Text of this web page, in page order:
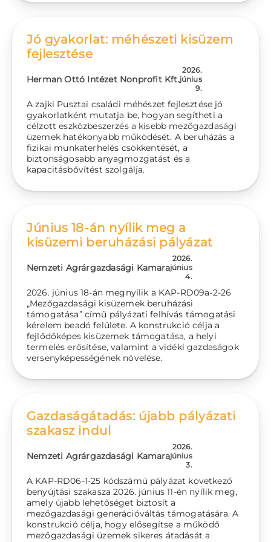
Jó gyakorlat: méhészeti kisüzem
fejlesztése
Herman Ottó Intézet Nonprofit Kft.
2026.
június
9.
A zajki Pusztai családi méhészet fejlesztése jó
gyakorlatként mutatja be, hogyan segítheti a
célzott eszközbeszerzés a kisebb mezőgazdasági
üzemek hatékonyabb működését. A beruházás a
fizikai munkaterhelés csökkentését, a
biztonságosabb anyagmozgatást és a
kapacitásbővítést szolgálja.
Június 18-án nyílik meg a
kisüzemi beruházási pályázat
Nemzeti Agrárgazdasági Kamara
2026.
június
4.
2026. június 18-án megnyílik a KAP-RD09a-2-26
„Mezőgazdasági kisüzemek beruházási
támogatása” című pályázati felhívás támogatási
kérelem beadó felülete. A konstrukció célja a
fejlődőképes kisüzemek támogatása, a helyi
termelés erősítése, valamint a vidéki gazdaságok
versenyképességének növelése.
Gazdaságátadás: újabb pályázati
szakasz indul
Nemzeti Agrárgazdasági Kamara
2026.
június
3.
A KAP-RD06-1-25 kódszámú pályázat következő
benyújtási szakasza 2026. június 11-én nyílik meg,
amely újabb lehetőséget biztosít a
mezőgazdasági generációváltás támogatására. A
konstrukció célja, hogy elősegítse a működő
mezőgazdasági üzemek sikeres átadását a